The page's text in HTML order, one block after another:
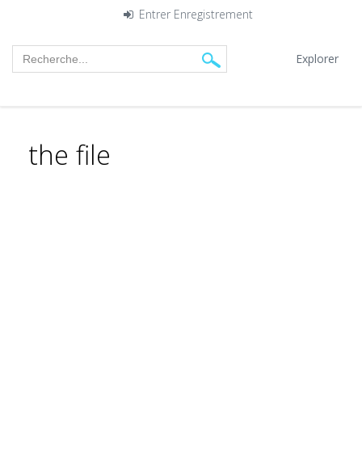
Entrer Enregistrement
Explorer
the file